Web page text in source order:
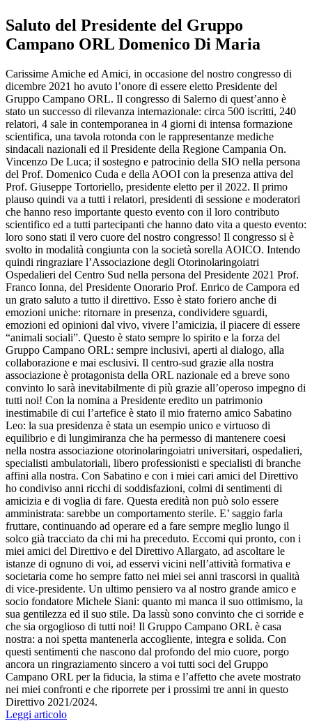
Saluto del Presidente del Gruppo
Campano ORL Domenico Di Maria
Carissime Amiche ed Amici, in occasione del nostro congresso di
dicembre 2021 ho avuto l’onore di essere eletto Presidente del
Gruppo Campano ORL. Il congresso di Salerno di quest’anno è
stato un successo di rilevanza internazionale: circa 500 iscritti, 240
relatori, 4 sale in contemporanea in 4 giorni di intensa formazione
scientifica, una tavola rotonda con le rappresentanze mediche
sindacali nazionali ed il Presidente della Regione Campania On.
Vincenzo De Luca; il sostegno e patrocinio della SIO nella persona
del Prof. Domenico Cuda e della AOOI con la presenza attiva del
Prof. Giuseppe Tortoriello, presidente eletto per il 2022. Il primo
plauso quindi va a tutti i relatori, presidenti di sessione e moderatori
che hanno reso importante questo evento con il loro contributo
scientifico ed a tutti partecipanti che hanno dato vita a questo evento:
loro sono stati il vero cuore del nostro congresso! Il congresso si è
svolto in modalità congiunta con la società sorella AOICO. Intendo
quindi ringraziare l’Associazione degli Otorinolaringoiatri
Ospedalieri del Centro Sud nella persona del Presidente 2021 Prof.
Franco Ionna, del Presidente Onorario Prof. Enrico de Campora ed
un grato saluto a tutto il direttivo. Esso è stato foriero anche di
emozioni uniche: ritornare in presenza, condividere sguardi,
emozioni ed opinioni dal vivo, vivere l’amicizia, il piacere di essere
“animali sociali”. Questo è stato sempre lo spirito e la forza del
Gruppo Campano ORL: sempre inclusivi, aperti al dialogo, alla
collaborazione e mai esclusivi. Il centro-sud grazie alla nostra
associazione è protagonista della ORL nazionale ed a breve sono
convinto lo sarà inevitabilmente di più grazie all’operoso impegno di
tutti noi! Con la nomina a Presidente eredito un patrimonio
inestimabile di cui l’artefice è stato il mio fraterno amico Sabatino
Leo: la sua presidenza è stata un esempio unico e virtuoso di
equilibrio e di lungimiranza che ha permesso di mantenere coesi
nella nostra associazione otorinolaringoiatri universitari, ospedalieri,
specialisti ambulatoriali, libero professionisti e specialisti di branche
affini alla nostra. Con Sabatino e con i miei cari amici del Direttivo
ho condiviso anni ricchi di soddisfazioni, colmi di sentimenti di
amicizia e di voglia di fare. Questa eredità non può solo essere
amministrata: sarebbe un comportamento sterile. E’ saggio farla
fruttare, continuando ad operare ed a fare sempre meglio lungo il
solco già tracciato da chi mi ha preceduto. Eccomi qui pronto, con i
miei amici del Direttivo e del Direttivo Allargato, ad ascoltare le
istanze di ognuno di voi, ad esservi vicini nell’attività formativa e
societaria come ho sempre fatto nei miei sei anni trascorsi in qualità
di vice-presidente. Un ultimo pensiero va al nostro grande amico e
socio fondatore Michele Siani: quanto mi manca il suo ottimismo, la
sua gentilezza ed il suo stile. Da lassù sono convinto che ci sorride e
che sia orgoglioso di tutti noi! Il Gruppo Campano ORL è casa
nostra: a noi spetta mantenerla accogliente, integra e solida. Con
questi sentimenti che nascono dal profondo del mio cuore, porgo
ancora un ringraziamento sincero a voi tutti soci del Gruppo
Campano ORL per la fiducia, la stima e l’affetto che avete mostrato
nei miei confronti e che riporrete per i prossimi tre anni in questo
Direttivo 2021/2024.
Leggi articolo